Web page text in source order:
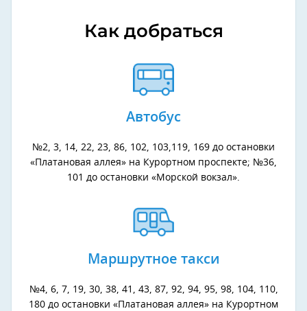
Как добраться
Автобус
№2, 3, 14, 22, 23, 86, 102, 103,119, 169 до остановки
«Платановая аллея» на Курортном проспекте; №36,
101 до остановки «Морской вокзал».
Маршрутное такси
№4, 6, 7, 19, 30, 38, 41, 43, 87, 92, 94, 95, 98, 104, 110,
180 до остановки «Платановая аллея» на Курортном